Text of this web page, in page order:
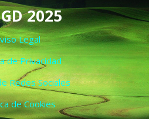
2025
Legal
de Privacidad
Redes Sociales
de Cookies